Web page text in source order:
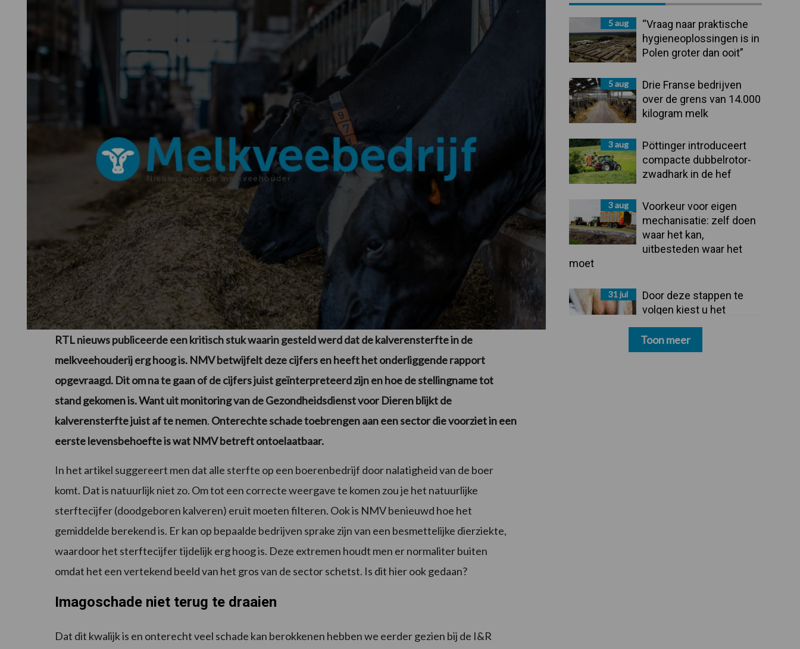
RTL nieuws publiceerde een kritisch stuk waarin gesteld werd dat de kalverensterfte in de
melkveehouderij erg hoog is. NMV betwijfelt deze cijfers en heeft het onderliggende rapport
opgevraagd. Dit om na te gaan of de cijfers juist geïnterpreteerd zijn en hoe de stellingname tot
stand gekomen is. Want uit monitoring van de Gezondheidsdienst voor Dieren blijkt de
kalverensterfte juist af te nemen. Onterechte schade toebrengen aan een sector die voorziet in een
eerste levensbehoefte is wat NMV betreft ontoelaatbaar.
In het artikel suggereert men dat alle sterfte op een boerenbedrijf door nalatigheid van de boer
komt. Dat is natuurlijk niet zo. Om tot een correcte weergave te komen zou je het natuurlijke
sterftecijfer (doodgeboren kalveren) eruit moeten filteren. Ook is NMV benieuwd hoe het
gemiddelde berekend is. Er kan op bepaalde bedrijven sprake zijn van een besmettelijke dierziekte,
waardoor het sterftecijfer tijdelijk erg hoog is. Deze extremen houdt men er normaliter buiten
omdat het een vertekend beeld van het gros van de sector schetst. Is dit hier ook gedaan?
Imagoschade niet terug te draaien
Dat dit kwalijk is en onterecht veel schade kan berokkenen hebben we eerder gezien bij de I&R
Sidebar5 aug
“Vraag naar praktische
hygieneoplossingen is in
Polen groter dan ooit”
5 aug
Drie Franse bedrijven
over de grens van 14.000
kilogram melk
3 aug
Pöttinger introduceert
compacte dubbelrotor-
zwadhark in de hef
3 aug
Voorkeur voor eigen
mechanisatie: zelf doen
waar het kan,
uitbesteden waar het
moet
31 jul
Door deze stappen te
volgen kiest u het
dipmiddel dat bij uw
bedrijf past
Toon meer